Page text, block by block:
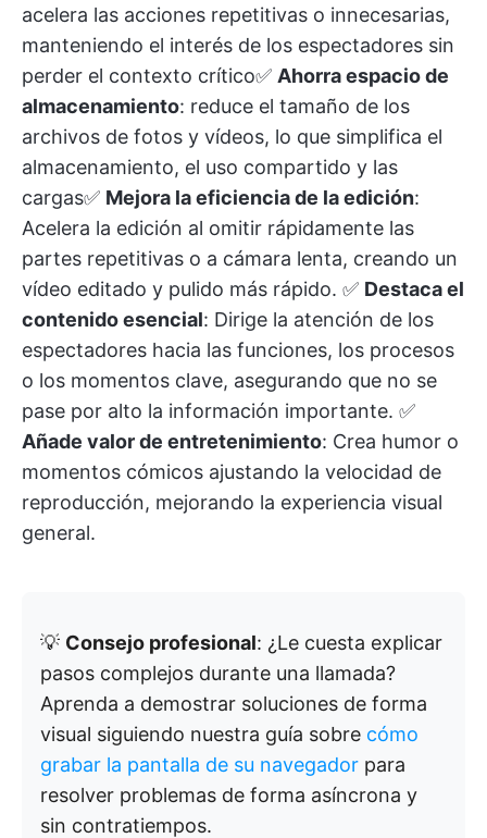
acelera las acciones repetitivas o innecesarias,
manteniendo el interés de los espectadores sin
perder el contexto crítico✅ Ahorra espacio de
almacenamiento: reduce el tamaño de los
archivos de fotos y vídeos, lo que simplifica el
almacenamiento, el uso compartido y las
cargas✅ Mejora la eficiencia de la edición:
Acelera la edición al omitir rápidamente las
partes repetitivas o a cámara lenta, creando un
vídeo editado y pulido más rápido. ✅ Destaca el
contenido esencial: Dirige la atención de los
espectadores hacia las funciones, los procesos
o los momentos clave, asegurando que no se
pase por alto la información importante. ✅
Añade valor de entretenimiento: Crea humor o
momentos cómicos ajustando la velocidad de
reproducción, mejorando la experiencia visual
general.
💡 Consejo profesional: ¿Le cuesta explicar
pasos complejos durante una llamada?
Aprenda a demostrar soluciones de forma
visual siguiendo nuestra guía sobre cómo
grabar la pantalla de su navegador para
resolver problemas de forma asíncrona y
sin contratiempos.